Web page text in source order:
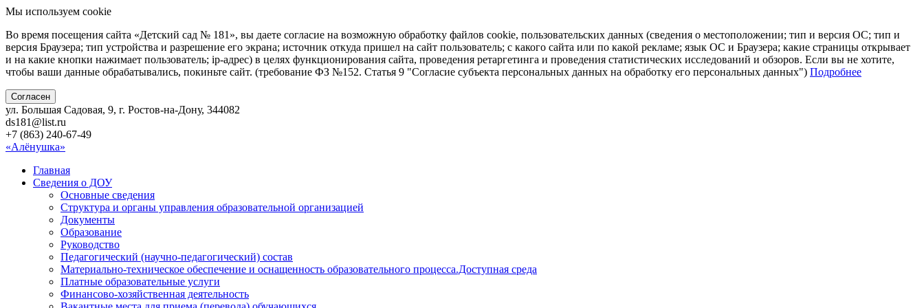
Мы используем cookie
Во время посещения сайта «Детский сад № 181», вы даете согласие на возможную обработку файлов cookie, пользовательских данных (сведения о местоположении; тип и версия ОС; тип и
версия Браузера; тип устройства и разрешение его экрана; источник откуда пришел на сайт пользователь; с какого сайта или по какой рекламе; язык ОС и Браузера; какие страницы открывает
и на какие кнопки нажимает пользователь; ip-адрес) в целях функционирования сайта, проведения ретаргетинга и проведения статистических исследований и обзоров. Если вы не хотите,
чтобы ваши данные обрабатывались, покиньте сайт. (требование ФЗ №152. Статья 9 "Согласие субъекта персональных данных на обработку его персональных данных") Подробнее
Согласен
ул. Большая Садовая, 9, г. Ростов-на-Дону, 344082
ds181@list.ru
+7 (863) 240-67-49
«Алёнушка»
Главная
Сведения о ДОУ
Основные сведения
Структура и органы управления образовательной организацией
Документы
Образование
Руководство
Педагогический (научно-педагогический) состав
Материально-техническое обеспечение и оснащенность образовательного процесса.Доступная среда
Платные образовательные услуги
Финансово-хозяйственная деятельность